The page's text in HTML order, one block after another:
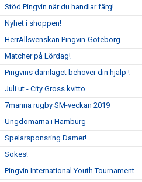
Stöd Pingvin när du handlar färg!
Nyhet i shoppen!
HerrAllsvenskan Pingvin-Göteborg
Matcher på Lördag!
Pingvins damlaget behöver din hjälp !
Juli ut - City Gross kvitto
7manna rugby SM-veckan 2019
Ungdomarna i Hamburg
Spelarsponsring Damer!
Sökes!
Pingvin International Youth Tournament